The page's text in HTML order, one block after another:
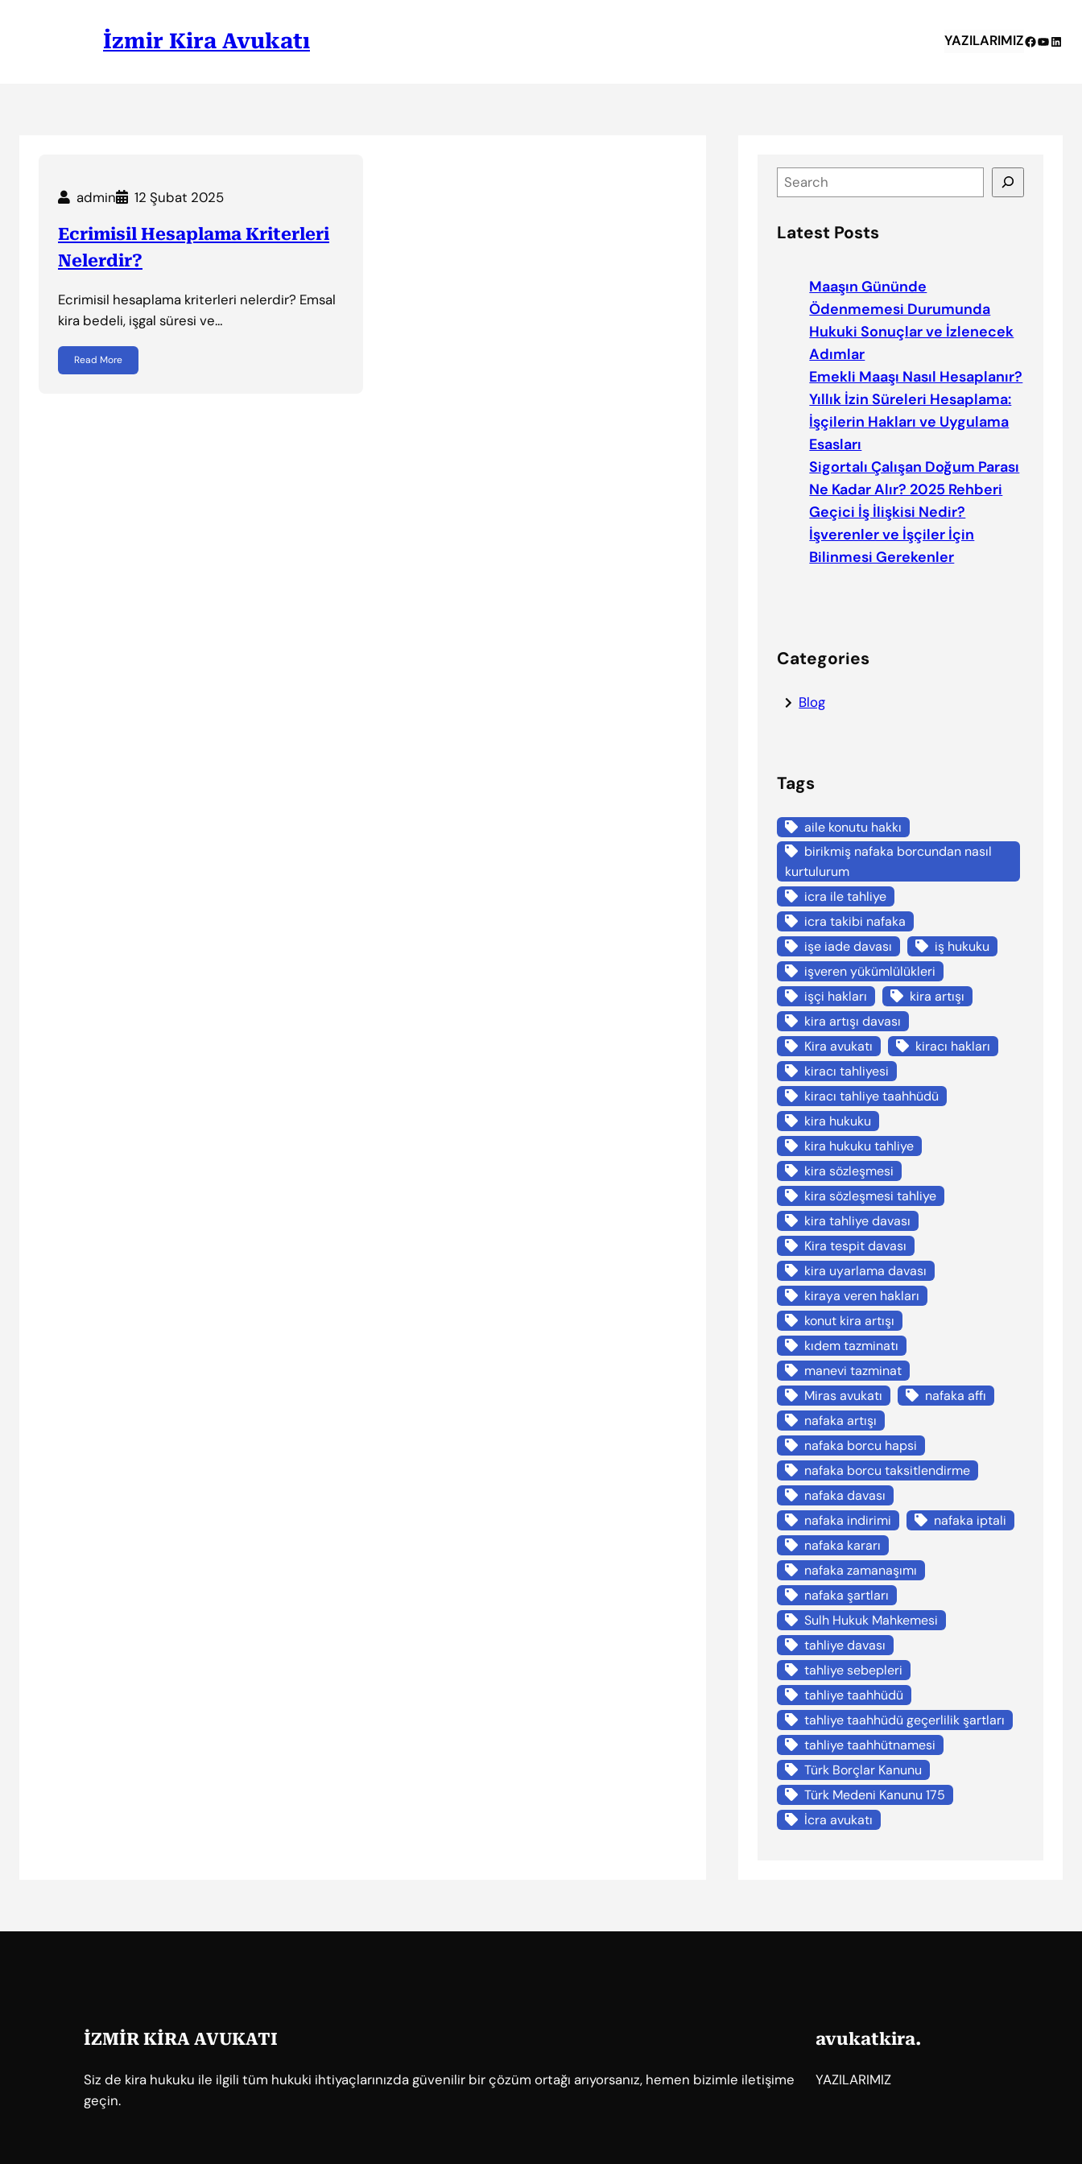
İzmir Kira Avukatı YAZILARIMIZFacebook
admin 12 Şubat 2025
Ecrimisil Hesaplama Kriterleri
Nelerdir?
Ecrimisil hesaplama kriterleri nelerdir? Emsal
kira bedeli, işgal süresi ve…
Read More
e
r
Latest Posts
Maaşın Gününde
Ödenmemesi Durumunda
Hukuki Sonuçlar ve İzlenecek
Adımlar
Emekli Maaşı Nasıl Hesaplanır?
Yıllık İzin Süreleri Hesaplama:
İşçilerin Hakları ve Uygulama
Esasları
Sigortalı Çalışan Doğum Parası
Ne Kadar Alır? 2025 Rehberi
Geçici İş İlişkisi Nedir?
İşverenler ve İşçiler İçin
Bilinmesi Gerekenler
Categories
Blog
Tags
aile konutu hakkı
birikmiş nafaka borcundan nasıl
kurtulurum
icra ile tahliye
icra takibi nafaka
işe iade davası
iş hukuku
işveren yükümlülükleri
işçi hakları
kira artışı
kira artışı davası
Kira avukatı
kiracı hakları
kiracı tahliyesi
kiracı tahliye taahhüdü
kira hukuku
kira hukuku tahliye
kira sözleşmesi
kira sözleşmesi tahliye
kira tahliye davası
Kira tespit davası
kira uyarlama davası
kiraya veren hakları
konut kira artışı
kıdem tazminatı
manevi tazminat
Miras avukatı
nafaka affı
nafaka artışı
nafaka borcu hapsi
nafaka borcu taksitlendirme
nafaka davası
nafaka indirimi
nafaka iptali
nafaka kararı
nafaka zamanaşımı
nafaka şartları
Sulh Hukuk Mahkemesi
tahliye davası
tahliye sebepleri
tahliye taahhüdü
tahliye taahhüdü geçerlilik şartları
tahliye taahhütnamesi
Türk Borçlar Kanunu
Türk Medeni Kanunu 175
İcra avukatı
İZMİR KİRA AVUKATI
Siz de kira hukuku ile ilgili tüm hukuki ihtiyaçlarınızda güvenilir bir çözüm ortağı arıyorsanız, hemen bizimle iletişime
geçin.
avukatkira.
YAZILARIMIZ